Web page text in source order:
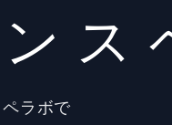
ス
ラボで